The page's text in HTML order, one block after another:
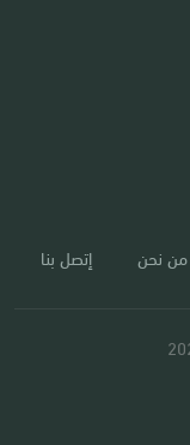
من نحن إتصل بنا